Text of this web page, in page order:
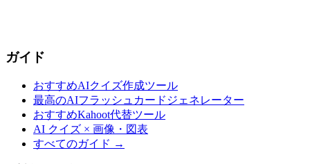
ガイド
おすすめAIクイズ作成ツール
最高のAIフラッシュカードジェネレーター
おすすめKahoot代替ツール
AI クイズ × 画像・図表
すべてのガイド →